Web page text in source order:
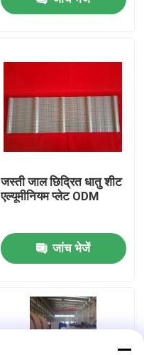
जस्ती जाल छिद्रित धातु शीट
एल्यूमीनियम प्लेट ODM
जांच भेजें